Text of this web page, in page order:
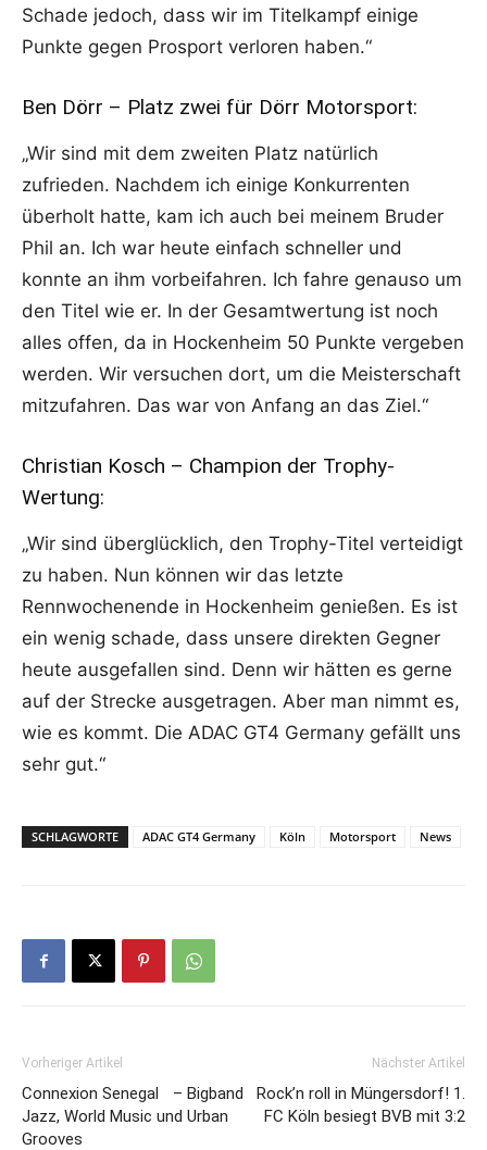
Schade jedoch, dass wir im Titelkampf einige
Punkte gegen Prosport verloren haben.“
Ben Dörr – Platz zwei für Dörr Motorsport:
„Wir sind mit dem zweiten Platz natürlich
zufrieden. Nachdem ich einige Konkurrenten
überholt hatte, kam ich auch bei meinem Bruder
Phil an. Ich war heute einfach schneller und
konnte an ihm vorbeifahren. Ich fahre genauso um
den Titel wie er. In der Gesamtwertung ist noch
alles offen, da in Hockenheim 50 Punkte vergeben
werden. Wir versuchen dort, um die Meisterschaft
mitzufahren. Das war von Anfang an das Ziel.“
Christian Kosch – Champion der Trophy-
Wertung:
„Wir sind überglücklich, den Trophy-Titel verteidigt
zu haben. Nun können wir das letzte
Rennwochenende in Hockenheim genießen. Es ist
ein wenig schade, dass unsere direkten Gegner
heute ausgefallen sind. Denn wir hätten es gerne
auf der Strecke ausgetragen. Aber man nimmt es,
wie es kommt. Die ADAC GT4 Germany gefällt uns
sehr gut.“
SCHLAGWORTE ADAC GT4 Germany Köln Motorsport News
Vorheriger Artikel
Connexion Senegal – Bigband
Jazz, World Music und Urban
Grooves
Nächster Artikel
Rock’n roll in Müngersdorf! 1.
FC Köln besiegt BVB mit 3:2